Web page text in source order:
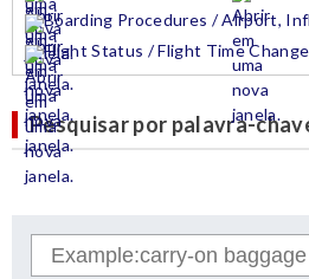
Boarding Procedures / Airport,
Flight Status / Flight Time
Pesquisar por palavra-